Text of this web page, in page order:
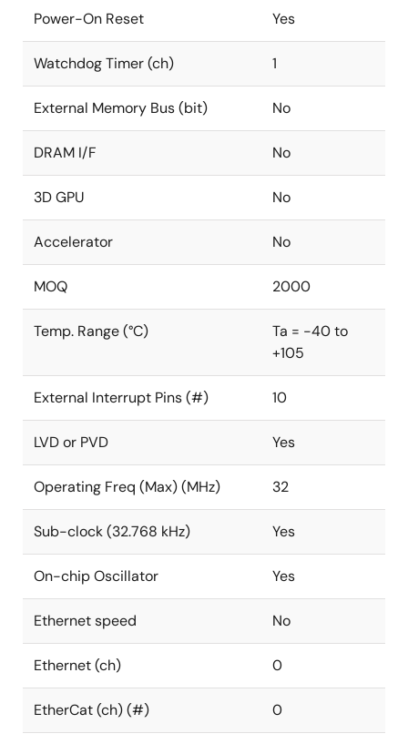
Power-On Reset Yes
Watchdog Timer (ch) 1
External Memory Bus (bit) No
DRAM I/F No
3D GPU No
Accelerator No
MOQ 2000
Temp. Range (°C)
Ta = -40 to
+105
External Interrupt Pins (#) 10
LVD or PVD Yes
Operating Freq (Max) (MHz) 32
Sub-clock (32.768 kHz) Yes
On-chip Oscillator Yes
Ethernet speed No
Ethernet (ch) 0
EtherCat (ch) (#) 0